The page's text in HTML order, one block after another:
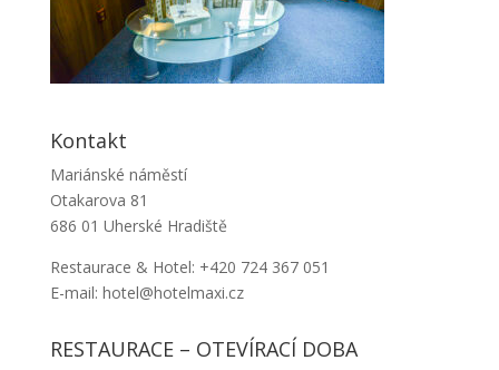
Kontakt
Mariánské náměstí
Otakarova 81
686 01 Uherské Hradiště
Restaurace & Hotel: +420 724 367 051
E-mail: hotel@hotelmaxi.cz
RESTAURACE – OTEVÍRACÍ DOBA